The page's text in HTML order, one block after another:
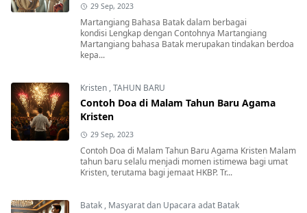
29 Sep, 2023
Martangiang Bahasa Batak dalam berbagai
kondisi Lengkap dengan Contohnya Martangiang
Martangiang bahasa Batak merupakan tindakan berdoa
kepa...
Kristen ,TAHUN BARU
Contoh Doa di Malam Tahun Baru Agama
Kristen
29 Sep, 2023
Contoh Doa di Malam Tahun Baru Agama Kristen Malam
tahun baru selalu menjadi momen istimewa bagi umat
Kristen, terutama bagi jemaat HKBP. Tr...
Batak , Masyarat dan Upacara adat Batak